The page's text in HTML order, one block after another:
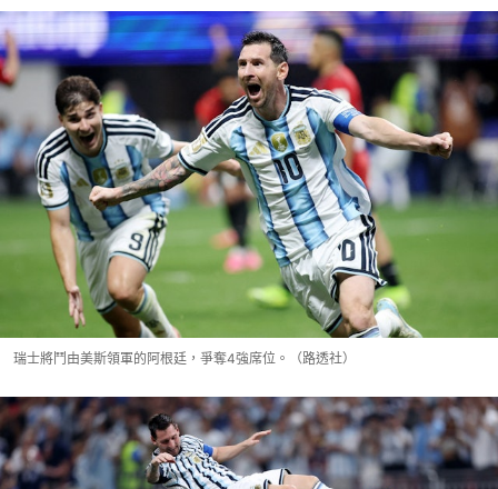
瑞士將鬥由美斯領軍的阿根廷，爭奪4強席位。（路透社）